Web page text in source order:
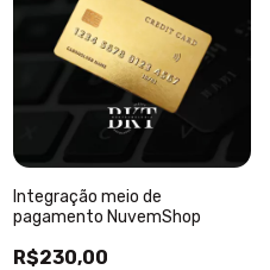
Integração meio de
pagamento NuvemShop
R$230,00